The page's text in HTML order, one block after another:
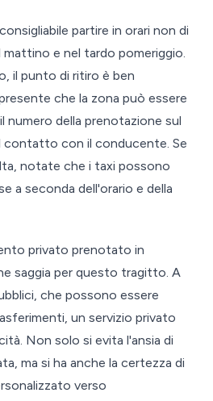
partire in orari non di
e nel tardo pomeriggio.
il punto di ritiro è ben
che la zona può essere
numero della prenotazione sul
contatto con il conducente. Se
notate che i taxi possono
a seconda dell'orario e della
privato prenotato in
saggia per questo tragitto. A
che possono essere
un servizio privato
Non solo si evita l'ansia di
ma si ha anche la certezza di
verso